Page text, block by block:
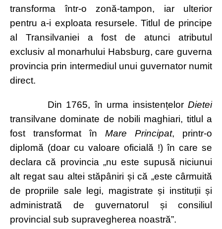
transforma într-o zonă-tampon, iar ulterior
pentru a-i exploata resursele. Titlul de principe
al Transilvaniei a fost de atunci atributul
exclusiv al monarhului Habsburg, care guverna
provincia prin intermediul unui guvernator numit
direct.
Din 1765, în urma insistențelor Dietei
transilvane dominate de nobili maghiari, titlul a
fost transformat în Mare Principat, printr-o
diplomă (doar cu valoare oficială !) în care se
declara că provincia „nu este supusă niciunui
alt regat sau altei stăpâniri și că „este cârmuită
de propriile sale legi, magistrate și instituții și
administrată de guvernatorul și consiliul
provincial sub supravegherea noastră”.